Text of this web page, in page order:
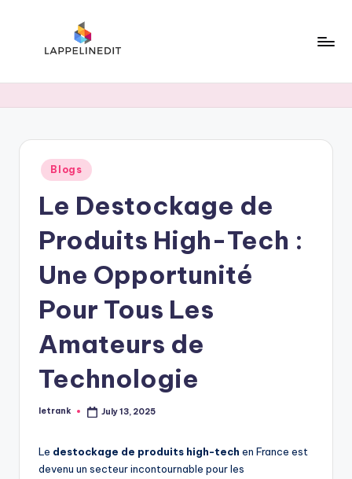
Posted
in
Blogs
Le Destockage de
Produits High-Tech :
Une Opportunité
Pour Tous Les
Amateurs de
Technologie
Posted
letrank July 13, 2025
Le destockage de produits high-tech en France est
devenu un secteur incontournable pour les